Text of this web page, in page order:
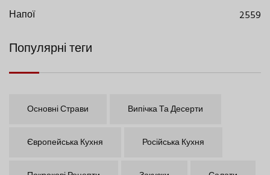
Напої
2559
Популярні теги
Основні Страви Випічка Та Десерти
Європейська Кухня Російська Кухня